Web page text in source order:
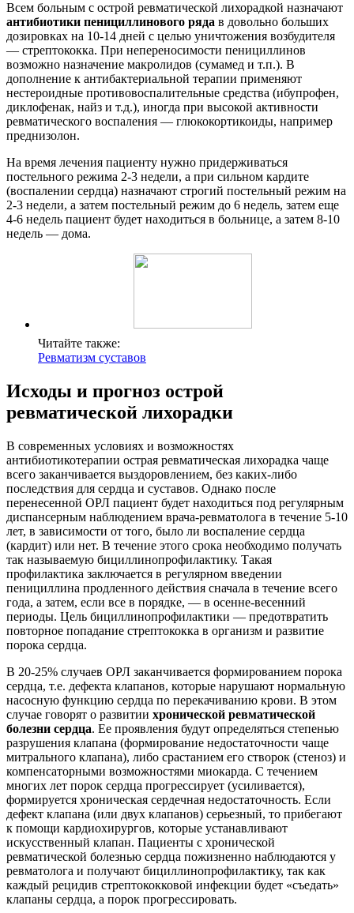
Всем больным с острой ревматической лихорадкой назначают
антибиотики пенициллинового ряда в довольно больших
дозировках на 10-14 дней с целью уничтожения возбудителя
— стрептококка. При непереносимости пенициллинов
возможно назначение макролидов (сумамед и т.п.). В
дополнение к антибактериальной терапии применяют
нестероидные противовоспалительные средства (ибупрофен,
диклофенак, найз и т.д.), иногда при высокой активности
ревматического воспаления — глюкокортикоиды, например
преднизолон.
На время лечения пациенту нужно придерживаться
постельного режима 2-3 недели, а при сильном кардите
(воспалении сердца) назначают строгий постельный режим на
2-3 недели, а затем постельный режим до 6 недель, затем еще
4-6 недель пациент будет находиться в больнице, а затем 8-10
недель — дома.
Читайте также:
Ревматизм суставов
Исходы и прогноз острой
ревматической лихорадки
В современных условиях и возможностях
антибиотикотерапии острая ревматическая лихорадка чаще
всего заканчивается выздоровлением, без каких-либо
последствия для сердца и суставов. Однако после
перенесенной ОРЛ пациент будет находиться под регулярным
диспансерным наблюдением врача-ревматолога в течение 5-10
лет, в зависимости от того, было ли воспаление сердца
(кардит) или нет. В течение этого срока необходимо получать
так называемую бициллинопрофилактику. Такая
профилактика заключается в регулярном введении
пенициллина продленного действия сначала в течение всего
года, а затем, если все в порядке, — в осенне-весенний
периоды. Цель бициллинопрофилактики — предотвратить
повторное попадание стрептококка в организм и развитие
порока сердца.
В 20-25% случаев ОРЛ заканчивается формированием порока
сердца, т.е. дефекта клапанов, которые нарушают нормальную
насосную функцию сердца по перекачиванию крови. В этом
случае говорят о развитии хронической ревматической
болезни сердца. Ее проявления будут определяться степенью
разрушения клапана (формирование недостаточности чаще
митрального клапана), либо срастанием его створок (стеноз) и
компенсаторными возможностями миокарда. С течением
многих лет порок сердца прогрессирует (усиливается),
формируется хроническая сердечная недостаточность. Если
дефект клапана (или двух клапанов) серьезный, то прибегают
к помощи кардиохирургов, которые устанавливают
искусственный клапан. Пациенты с хронической
ревматической болезнью сердца пожизненно наблюдаются у
ревматолога и получают бициллинопрофилактику, так как
каждый рецидив стрептококковой инфекции будет «съедать»
клапаны сердца, а порок прогрессировать.